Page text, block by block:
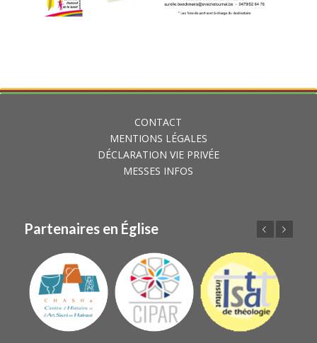
CONTACT
MENTIONS LÉGALES
DÉCLARATION VIE PRIVÉE
MESSES INFOS
Partenaires en Église